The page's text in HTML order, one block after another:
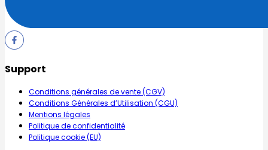
Support
Conditions générales de vente (CGV)
Conditions Générales d’Utilisation (CGU)
Mentions légales
Politique de confidentialité
Politique cookie (EU)